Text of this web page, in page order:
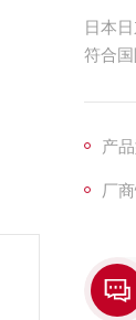
日本
符合国
套筒
产
厂